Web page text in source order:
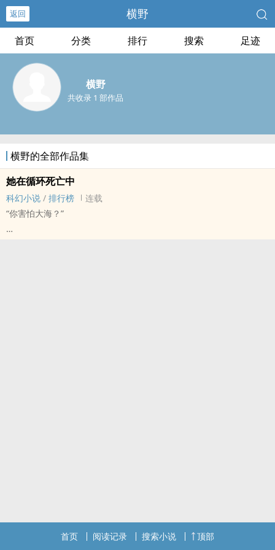
返回 横野
首页 分类 排行 搜索 足迹
横野
共收录 1 部作品
横野的全部作品集
她在循环死亡中
科幻小说 / 排行榜
连载
“你害怕大海？”
首页 阅读记录 搜索小说 顶部